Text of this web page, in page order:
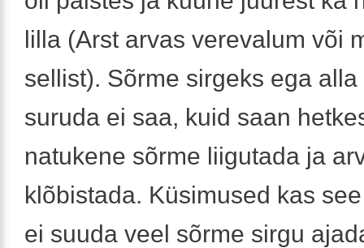
lilla (Arst arvas verevalum või
sellist). Sõrme sirgeks ega
suruda ei saa, kuid saan
natukene sõrme liigutada ja
klõbistada. Küsimused kas
ei suuda veel sõrme sirgu